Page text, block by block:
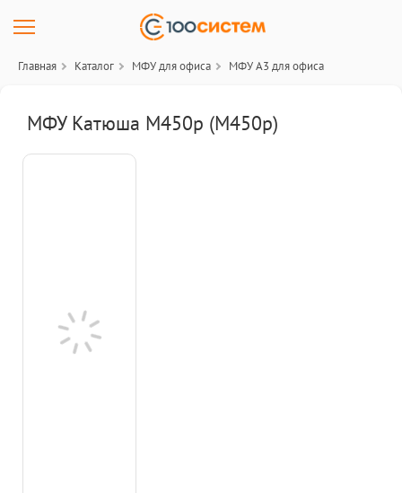
Главная Каталог МФУ для офиса МФУ A3 для офиса
МФУ Катюша M450p (M450p)